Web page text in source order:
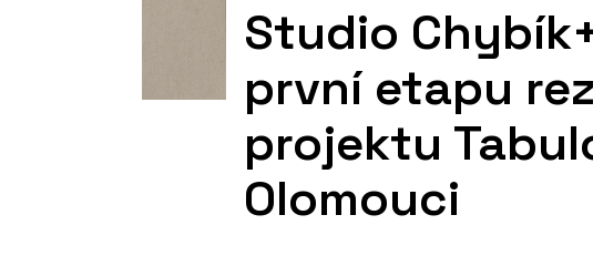
Studio
první etapu
projektu
Olomouci